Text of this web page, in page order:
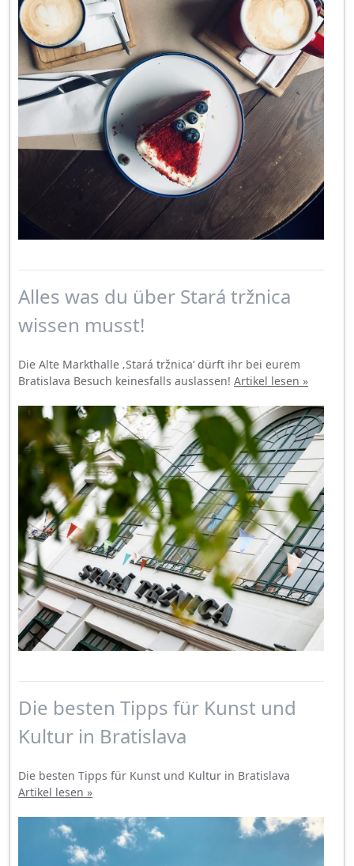
Alles was du über Stará tržnica
wissen musst!
Die Alte Markthalle ‚Stará tržnica‘ dürft ihr bei eurem
Bratislava Besuch keinesfalls auslassen! Artikel lesen »
Die besten Tipps für Kunst und
Kultur in Bratislava
Die besten Tipps für Kunst und Kultur in Bratislava
Artikel lesen »